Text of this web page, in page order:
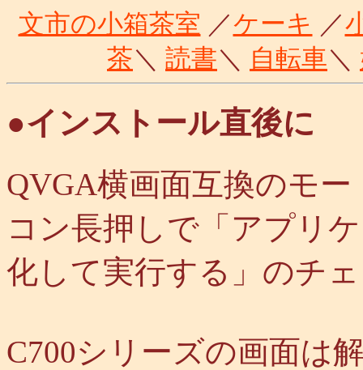
文市の小箱茶室 ／ケーキ ／
茶＼ 読書＼ 自転車＼
●インストール直後に
QVGA横画面互換のモ
コン長押しで「アプリ
化して実行する」のチ
C700シリーズの画面は